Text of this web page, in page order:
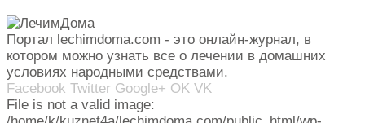
Портал lechimdoma.com - это онлайн-журнал, в
котором можно узнать все о лечении в домашних
условиях народными средствами.
Facebook Twitter Google+ OK VK
File is not a valid image: